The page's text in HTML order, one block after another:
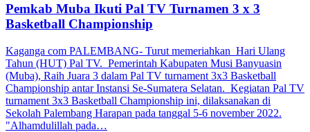
Pemkab Muba Ikuti Pal TV Turnamen 3 x 3
Basketball Championship
Kaganga com PALEMBANG- Turut memeriahkan Hari Ulang
Tahun (HUT) Pal TV. Pemerintah Kabupaten Musi Banyuasin
(Muba), Raih Juara 3 dalam Pal TV turnament 3x3 Basketball
Championship antar Instansi Se-Sumatera Selatan. Kegiatan Pal TV
turnament 3x3 Basketball Championship ini, dilaksanakan di
Sekolah Palembang Harapan pada tanggal 5-6 november 2022.
"Alhamdulillah pada…